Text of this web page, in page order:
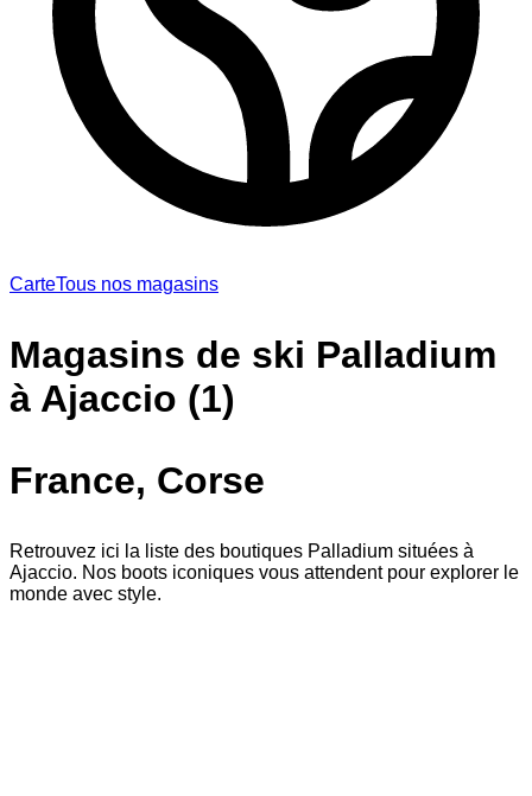
CarteTous nos magasins
Magasins de ski Palladium
à Ajaccio (1)
France, Corse
Retrouvez ici la liste des boutiques Palladium situées à
Ajaccio. Nos boots iconiques vous attendent pour explorer le
monde avec style.